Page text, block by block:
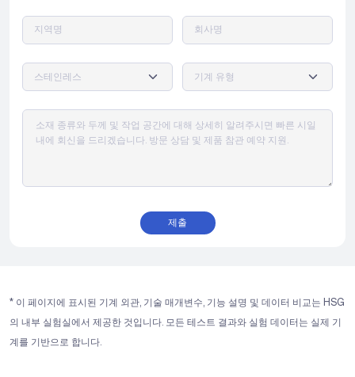
제출
* 이 페이지에 표시된 기계 외관, 기술 매개변수, 기능 설명 및 데이터 비교는 HSG
의 내부 실험실에서 제공한 것입니다. 모든 테스트 결과와 실험 데이터는 실제 기
계를 기반으로 합니다.